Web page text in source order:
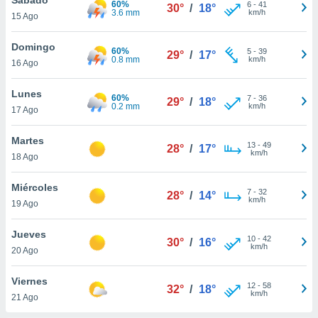
y
en
más
de
15 Ago
60%
3.6 mm
30° / 18° 6- 41
km/h
Domingo
16 Ago
60%
0.8 mm
29° / 17° 5- 39
km/h
Lunes
17 Ago
60%
0.2 mm
29° / 18° 7- 36
km/h
Martes
18 Ago
28° / 17° 13- 49
km/h
Miércoles
19 Ago
28° / 14° 7- 32
km/h
Jueves
20 Ago
30° / 16° 10- 42
km/h
Viernes
21 Ago
32° / 18° 12- 58
km/h